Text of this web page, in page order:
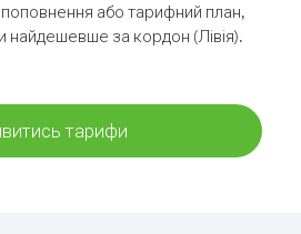
або тарифний план,
найдешевше за кордон (Лівія).
тарифи